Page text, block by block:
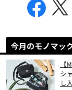
今月のモノマッ
【
シ
し